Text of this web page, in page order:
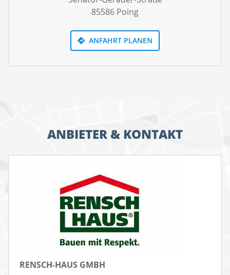
85586 Poing
ANFAHRT PLANEN
ANBIETER & KONTAKT
RENSCH-HAUS GMBH